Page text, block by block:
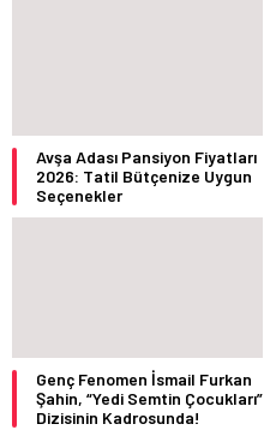
Avşa Adası Pansiyon Fiyatları
2026: Tatil Bütçenize Uygun
Seçenekler
Genç Fenomen İsmail Furkan
Şahin, “Yedi Semtin Çocukları”
Dizisinin Kadrosunda!